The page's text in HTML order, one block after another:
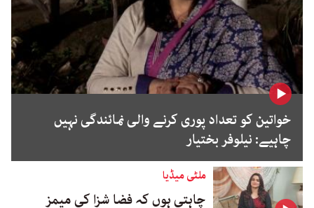
خواتین کو تعداد پوری کرنے والی نمائندگی نہیں
چاہیے: نیلوفر بختیار
ملٹی میڈیا
چاہتی ہوں کہ فضا شزا کی میمز